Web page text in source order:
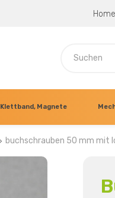
Home
Klettband, Magnete
buchschrauben 50 mm mit